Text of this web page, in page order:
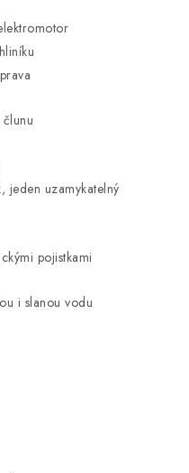
uzamykatelný
pojistkami
i slanou vodu